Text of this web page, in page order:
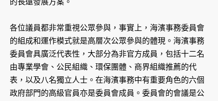
各位議員都非常重視公眾參與，事實上，海濱事務委員會
的組成和運作模式就是高層次公眾參與的體現。海濱事務
委員會具廣泛代表性，大部分為非官方成員，包括十二名
由專業學會、公民組織、環保團體、商界組織推薦的代
表，以及八名獨立人士。在海濱事務中有重要角色的六個
政府部門的高級官員亦是委員會成員。委員會的會議是公